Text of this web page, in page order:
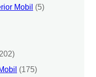
Mobil (5)
(175)